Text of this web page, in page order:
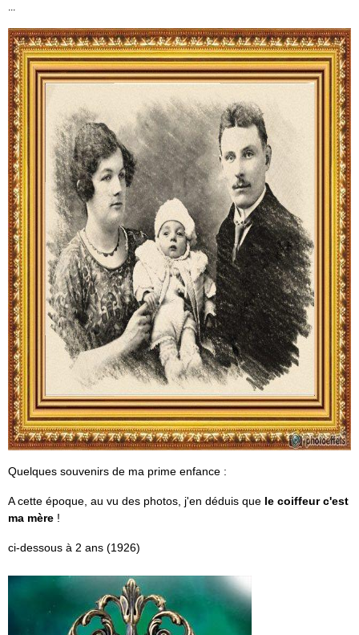
...
Quelques souvenirs de ma prime enfance :
A cette époque, au vu des photos, j'en déduis que le coiffeur c'est
ma mère !
ci-dessous à 2 ans (1926)